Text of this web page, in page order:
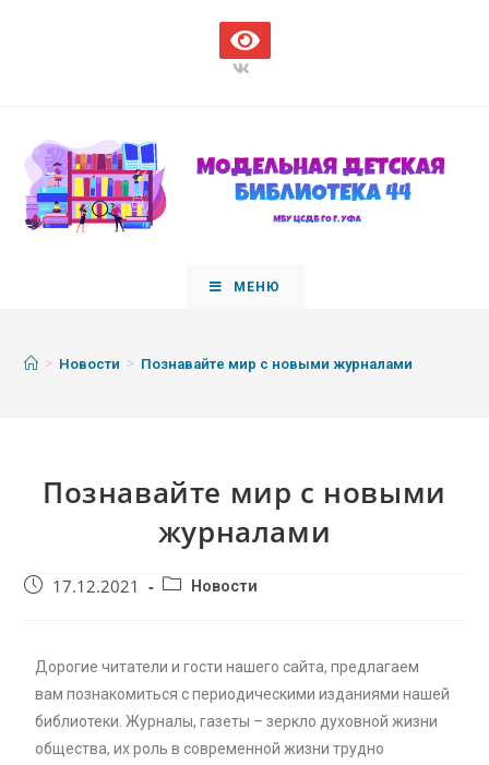
МЕНЮ
> Новости > Познавайте мир с новыми журналами
Познавайте мир с новыми
журналами
17.12.2021 Новости
Дорогие читатели и гости нашего сайта, предлагаем
вам познакомиться с периодическими изданиями нашей
библиотеки. Журналы, газеты – зеркло духовной жизни
общества, их роль в современной жизни трудно